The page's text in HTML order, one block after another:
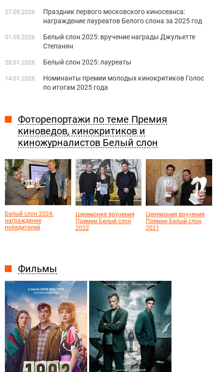
Фильмы
27.05.2026
Праздник первого московского киносеанса:
награждение лауреатов Белого слона за 2025 год
01.05.2026
Белый слон 2025: вручение награды Джульетте
Степанян
28.01.2026 Белый слон 2025: лауреаты
14.01.2026
Номинанты премии молодых кинокритиков Голос
по итогам 2025 года
Фоторепортажи по теме Премия
киноведов, кинокритиков и
киножурналистов Белый слон
Белый слон 2024:
награждение
победителей
Церемония вручения
Премии Белый слон
2022
Церемония вручения
Премии Белый слон
2021